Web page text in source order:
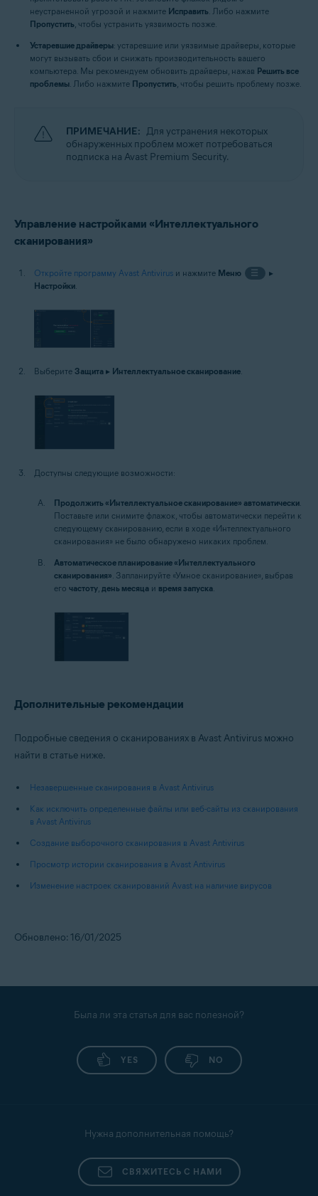
неустраненной угрозой и нажмите Исправить. Либо нажмите
Пропустить, чтобы устранить уязвимость позже.
Устаревшие драйверы: устаревшие или уязвимые драйверы, которые
могут вызывать сбои и снижать производительность вашего
компьютера. Мы рекомендуем обновить драйверы, нажав Решить все
проблемы. Либо нажмите Пропустить, чтобы решить проблему позже.
ПРИМЕЧАНИЕ: Для устранения некоторых
обнаруженных проблем может потребоваться
подписка на Avast Premium Security.
Управление настройками «Интеллектуального
сканирования»
Откройте программу Avast Antivirus и нажмите Меню ☰
▸
Настройки.
Выберите Защита ▸ Интеллектуальное сканирование.
Доступны следующие возможности:
Продолжить «Интеллектуальное сканирование» автоматически
Поставьте или снимите флажок, чтобы автоматически перейти к
следующему сканированию, если в ходе «Интеллектуального
сканирования» не было обнаружено никаких проблем.
Автоматическое планирование «Интеллектуального
сканирования» . Запланируйте «Умное сканирование», выбрав
его частоту день месяца и время запуска
Дополнительные рекомендации
Подробные сведения о сканированиях в Avast Antivirus можно
найти в статье ниже.
Незавершенные сканирования в Avast Antivirus
Как исключить определенные файлы или веб-сайты из сканирования
в Avast Antivirus
Создание выборочного сканирования в Avast Antivirus
Просмотр истории сканирования в Avast Antivirus
Изменение настроек сканирований Avast на наличие вирусов
Обновлено: 16/01/2025
Была ли эта статья для вас полезной?
YES NO
Нужна дополнительная помощь?
СВЯЖИТЕСЬ С НАМИ